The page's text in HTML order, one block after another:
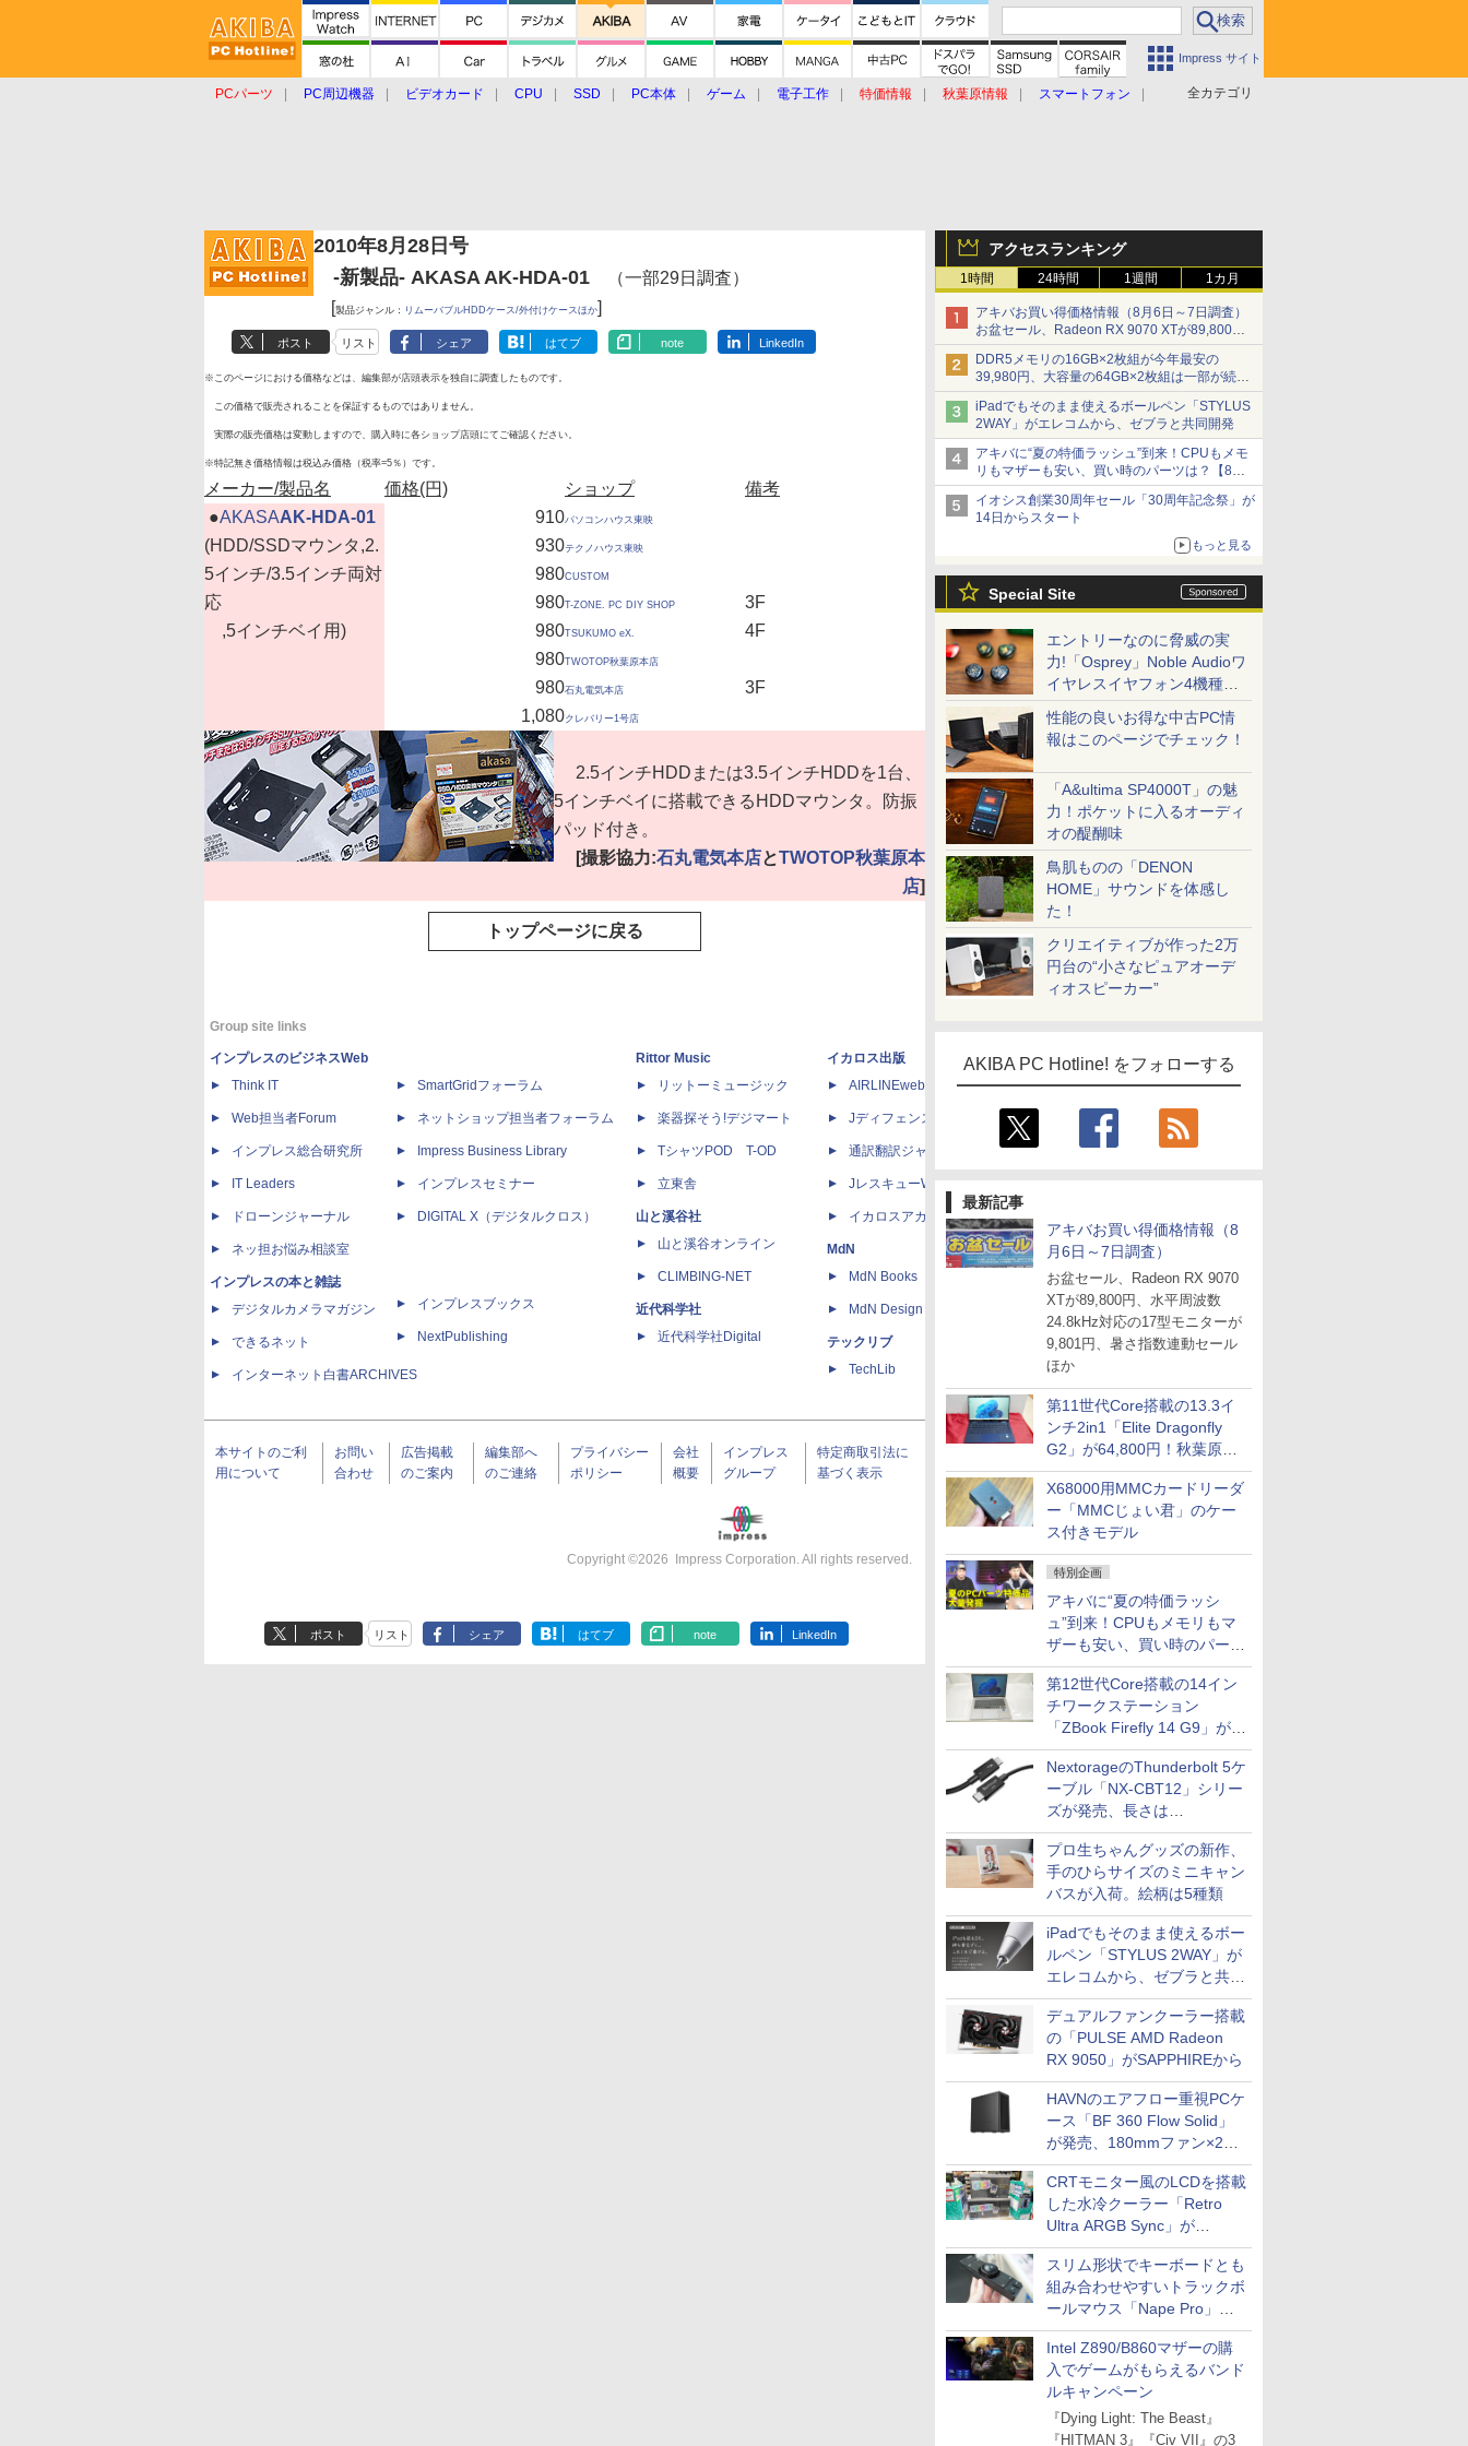
Impress サイト
全カテゴリ
PCパーツ PC周辺機器 ビデオカード CPU SSD PC本体 ゲーム 電子工作 特価情報 秋葉原情報
スマートフォン
アクセスランキング
1時間 24時間 1週間 1カ月
アキバお買い得価格情報（8月6日～7日調査）
お盆セール、Radeon RX 9070 XTが89,800
円、水平周波数24.8kHz対応の17型モニターが
9,801円、暑さ指数連動セール ほか
DDR5メモリの16GB×2枚組が今年最安の
39,980円、大容量の64GB×2枚組は一部が続騰
[8月前半のメモリ価格]
iPadでもそのまま使えるボールペン「STYLUS
2WAY」がエレコムから、ゼブラと共同開発
アキバに“夏の特価ラッシュ”到来！CPUもメモ
リもマザーも安い、買い時のパーツは？【8月7
日(金)22時配信】
イオシス創業30周年セール「30周年記念祭」が
14日からスタート
もっと見る
Special Site
エントリーなのに脅威の実
力!「Osprey」Noble Audioワ
イヤレスイヤフォン4機種を
一気に聴く
性能の良いお得な中古PC情
報はこのページでチェック！
「A&ultima SP4000T」の魅
力！ポケットに入るオーディ
オの醍醐味
鳥肌ものの「DENON
HOME」サウンドを体感し
た！
クリエイティブが作った2万
円台の“小さなピュアオーデ
ィオスピーカー”
AKIBA PC Hotline! をフォローする
最新記事
アキバお買い得価格情報（8
月6日～7日調査）
お盆セール、Radeon RX 9070
XTが89,800円、水平周波数
24.8kHz対応の17型モニターが
9,801円、暑さ指数連動セール
ほか
第11世代Core搭載の13.3イ
ンチ2in1「Elite Dragonfly
G2」が64,800円！秋葉原で
中古PCセール
X68000用MMCカードリーダ
ー「MMCじょい君」のケー
ス付きモデル
特別企画
アキバに“夏の特価ラッシ
ュ”到来！CPUもメモリもマ
ザーも安い、買い時のパーツ
は？【8月7日(金)22時配信】
第12世代Core搭載の14イン
チワークステーション
「ZBook Firefly 14 G9」が
79,800円！秋葉原で中古PC
セール
NextorageのThunderbolt 5ケ
ーブル「NX-CBT12」シリー
ズが発売、長さは
30cm/50cm/1mの3種類
プロ生ちゃんグッズの新作、
手のひらサイズのミニキャン
バスが入荷。絵柄は5種類
iPadでもそのまま使えるボー
ルペン「STYLUS 2WAY」が
エレコムから、ゼブラと共同
開発
デュアルファンクーラー搭載
の「PULSE AMD Radeon
RX 9050」がSAPPHIREから
HAVNのエアフロー重視PCケ
ース「BF 360 Flow Solid」
が発売、180mmファン×2搭
載
CRTモニター風のLCDを搭載
した水冷クーラー「Retro
Ultra ARGB Sync」が
Thermaltakeから
スリム形状でキーボードとも
組み合わせやすいトラックボ
ールマウス「Nape Pro」が
Keychronから
Intel Z890/B860マザーの購
入でゲームがもらえるバンド
ルキャンペーン
『Dying Light: The Beast』
『HITMAN 3』『Civ VII』の3
2010年8月28日号
-新製品- AKASA AK-HDA-01 （一部29日調査）
[製品ジャンル： リムーバブルHDDケース/外付けケースほか]
ポスト リスト シェア はてブ note LinkedIn
※このページにおける価格などは、編集部が店頭表示を独自に調査したものです。
この価格で販売されることを保証するものではありません。
実際の販売価格は変動しますので、購入時に各ショップ店頭にてご確認ください。
※特記無き価格情報は税込み価格（税率=5％）です。
メーカー/製品名 価格(円) ショップ
備考
●AKASAAK-HDA-01
(HDD/SSDマウンタ,2.
5インチ/3.5インチ両対
応
,5インチベイ用)
910パソコンハウス東映
930テクノハウス東映
980CUSTOM
980T-ZONE. PC DIY SHOP
3F
980TSUKUMO eX.
4F
980TWOTOP秋葉原本店
980石丸電気本店
3F
1,080クレバリー1号店
2.5インチHDDまたは3.5インチHDDを1台、
5インチベイに搭載できるHDDマウンタ。防振
パッド付き。
[撮影協力:石丸電気本店とTWOTOP秋葉原本
店]
トップページに戻る
Group site links
インプレスのビジネスWeb
Think IT
Web担当者Forum
インプレス総合研究所
IT Leaders
ドローンジャーナル
ネッ担お悩み相談室
インプレスの本と雑誌
デジタルカメラマガジン
できるネット
インターネット白書ARCHIVES
SmartGridフォーラム
ネットショップ担当者フォーラム
Impress Business Library
インプレスセミナー
DIGITAL X（デジタルクロス）
インプレスブックス
NextPublishing
Rittor Music
リットーミュージック
楽器探そう!デジマート
TシャツPOD T-OD
立東舎
山と溪谷社
山と溪谷オンライン
CLIMBING-NET
近代科学社
近代科学社Digital
イカロス出版
AIRLINEweb
Jディフェンスニュース
通訳翻訳ジャーナル
JレスキューWeb
イカロスアカデミー
MdN
MdN Books
MdN Design Interactive
テックリブ
TechLib
ICE
天海社
Comic curea
impress QuickBooks
IPGネットワーク
TシャツPOD pTa.shop
カスタム写真集POD fabli
Impress Group Publication Informa
本サイトのご利
用について
お問い
合わせ
広告掲載
のご案内
編集部へ
のご連絡
プライバシー
ポリシー
会社
概要
インプレス
グループ
特定商取引法に
基づく表示
Copyright ©2026 Impress Corporation. All rights reserved.
ポスト リスト シェア はてブ note LinkedIn